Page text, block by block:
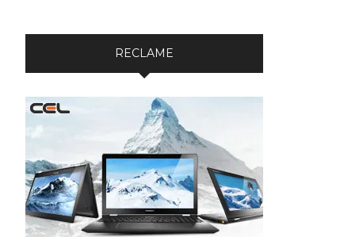
RECLAME